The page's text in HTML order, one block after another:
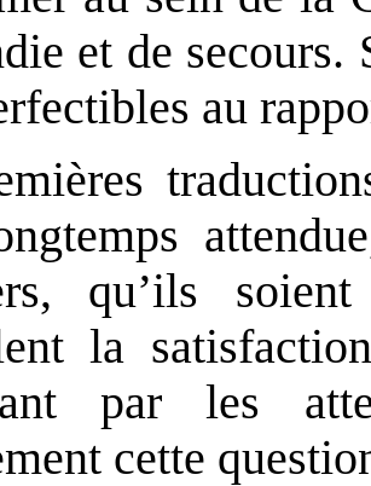
et de
au
qu’ils
la
par les
cette